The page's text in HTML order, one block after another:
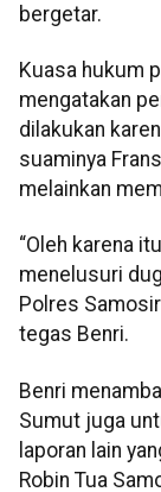
bergetar.
Kuasa hukum
mengatakan
dilakukan
suaminya
melainkan
“Oleh karena
menelusuri
Polres
tegas Benri.
Benri
Sumut juga
laporan lain
Robin Tua